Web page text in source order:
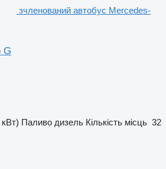
зчленований автобус Mercedes-
G
Паливо дизель Кількість місць 32